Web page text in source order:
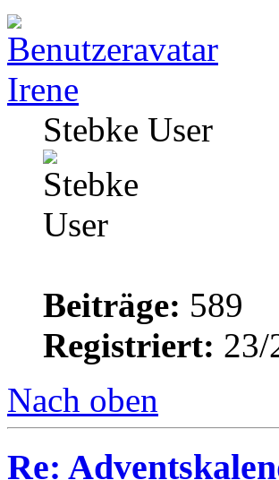
Irene
Stebke User
Beiträge: 589
Registriert: 23/
Nach oben
Re: